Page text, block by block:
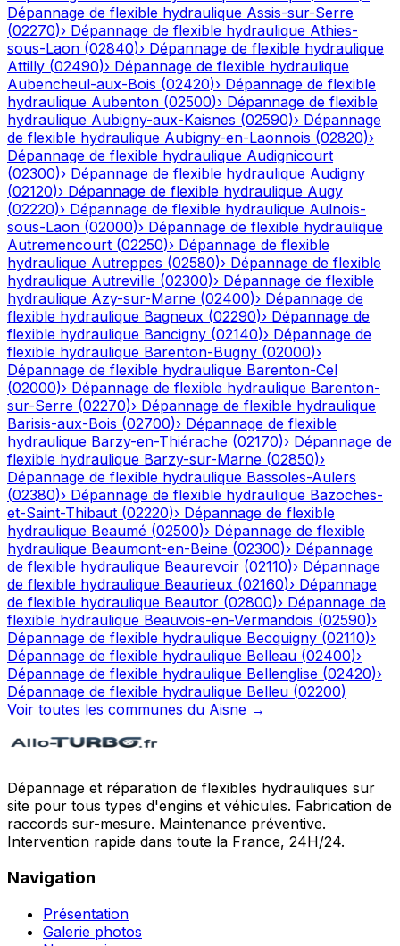
Dépannage de flexible hydraulique Assis-sur-Serre
(02270)› Dépannage de flexible hydraulique Athies-
sous-Laon (02840)› Dépannage de flexible hydraulique
Attilly (02490)› Dépannage de flexible hydraulique
Aubencheul-aux-Bois (02420)› Dépannage de flexible
hydraulique Aubenton (02500)› Dépannage de flexible
hydraulique Aubigny-aux-Kaisnes (02590)› Dépannage
de flexible hydraulique Aubigny-en-Laonnois (02820)›
Dépannage de flexible hydraulique Audignicourt
(02300)› Dépannage de flexible hydraulique Audigny
(02120)› Dépannage de flexible hydraulique Augy
(02220)› Dépannage de flexible hydraulique Aulnois-
sous-Laon (02000)› Dépannage de flexible hydraulique
Autremencourt (02250)› Dépannage de flexible
hydraulique Autreppes (02580)› Dépannage de flexible
hydraulique Autreville (02300)› Dépannage de flexible
hydraulique Azy-sur-Marne (02400)› Dépannage de
flexible hydraulique Bagneux (02290)› Dépannage de
flexible hydraulique Bancigny (02140)› Dépannage de
flexible hydraulique Barenton-Bugny (02000)›
Dépannage de flexible hydraulique Barenton-Cel
(02000)› Dépannage de flexible hydraulique Barenton-
sur-Serre (02270)› Dépannage de flexible hydraulique
Barisis-aux-Bois (02700)› Dépannage de flexible
hydraulique Barzy-en-Thiérache (02170)› Dépannage de
flexible hydraulique Barzy-sur-Marne (02850)›
Dépannage de flexible hydraulique Bassoles-Aulers
(02380)› Dépannage de flexible hydraulique Bazoches-
et-Saint-Thibaut (02220)› Dépannage de flexible
hydraulique Beaumé (02500)› Dépannage de flexible
hydraulique Beaumont-en-Beine (02300)› Dépannage
de flexible hydraulique Beaurevoir (02110)› Dépannage
de flexible hydraulique Beaurieux (02160)› Dépannage
de flexible hydraulique Beautor (02800)› Dépannage de
flexible hydraulique Beauvois-en-Vermandois (02590)›
Dépannage de flexible hydraulique Becquigny (02110)›
Dépannage de flexible hydraulique Belleau (02400)›
Dépannage de flexible hydraulique Bellenglise (02420)›
Dépannage de flexible hydraulique Belleu (02200)
Voir toutes les communes du Aisne →
Dépannage et réparation de flexibles hydrauliques sur
site pour tous types d'engins et véhicules. Fabrication de
raccords sur-mesure. Maintenance préventive.
Intervention rapide dans toute la France, 24H/24.
Navigation
Présentation
Galerie photos